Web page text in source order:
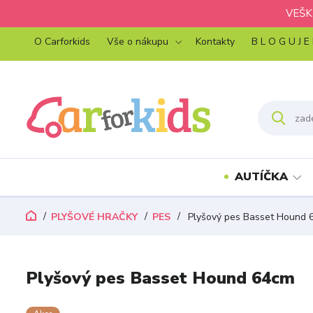
O Carforkids Vše o nákupu Kontakty B L O G U J E
AUTÍČKA
PLYŠOVÉ HRAČKY PES Plyšový pes Basset Hound
Plyšový pes Basset Hound 64cm